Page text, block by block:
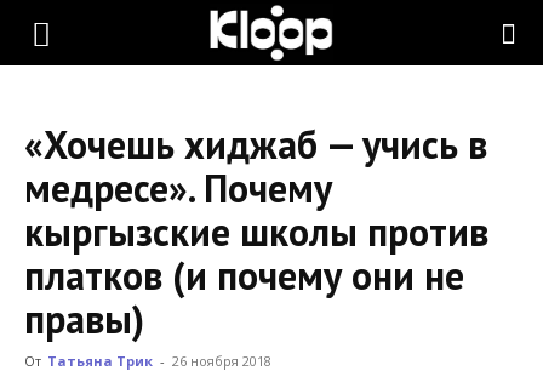
KLOOP.KG
Новости
Кыргызстана
«Хочешь хиджаб — учись в
медресе». Почему
кыргызские школы против
платков (и почему они не
правы)
От Татьяна Трик - 26 ноября 2018